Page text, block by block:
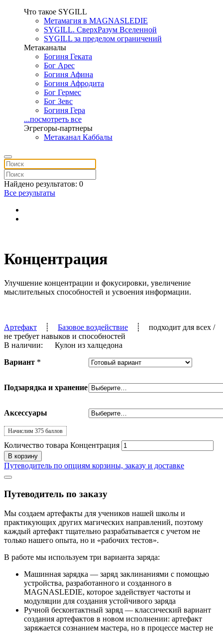
Что такое SYGILL
Метамагия в MAGNASLEDIE
SYGILL. СверхРазум Вселенной
SYGILL за пределом ограничений
Метаканалы
Богиня Геката
Бог Арес
Богиня Афина
Богиня Афродита
Бог Гермес
Бог Зевс
Богиня Гера
...посмотреть все
Эгрегоры-партнеры
Метаканал Каббалы
Найдено результатов: 0
Все результаты
Концентрация
Улучшение концентрации и фокусировки, увеличение
мыслительных способностей и усвоения информации.
Артефакт ┊ Базовое воздействие ┊ подходит для всех /
не требует навыков и способностей
В наличии:
Кулон из халцедона
Вариант *
Подзарядка и хранение
Аксессуары
Начислим 375 баллов
Количество товара Концентрация
В корзину
Путеводитель по опциям корзины, заказу и доставке
Путеводитель по заказу
Мы создаем артефакты для учеников нашей школы и
практикующих других магических направлений, поэтому
каждый артефакт тщательно разрабатывается с учетом не
только нашего опыта, но и «рабочих тестов».
В работе мы используем три варианта заряда:
Машинная зарядка — заряд заклинаниями с помощью
устройства, разработанного и созданного в
MAGNASLEDIE, которое задействует частоты и
модуляции для создания устойчивого заряда
Ручной бесконтактный заряд — классический вариант
создания артефактов в новом исполнении: артефакт
заряжается сознанием мастера, но в процессе мастер не